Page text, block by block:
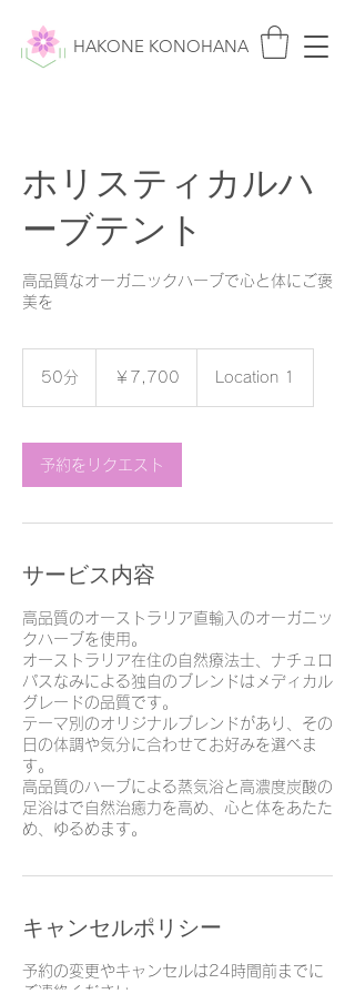
HAKONE KONOHANA
ホリスティカルハ
ーブテント
高品質なオーガニックハーブで心と体にご褒
美を
50分 ￥7,700 Location 1
予約をリクエスト
サービス内容
高品質のオーストラリア直輸入のオーガニッ
クハーブを使用。
オーストラリア在住の自然療法士、ナチュロ
パスなみによる独自のブレンドはメディカル
グレードの品質です。
テーマ別のオリジナルブレンドがあり、その
日の体調や気分に合わせてお好みを選べま
す。
高品質のハーブによる蒸気浴と高濃度炭酸の
足浴はで自然治癒力を高め、心と体をあたた
め、ゆるめます。
キャンセルポリシー
予約の変更やキャンセルは24時間前までに